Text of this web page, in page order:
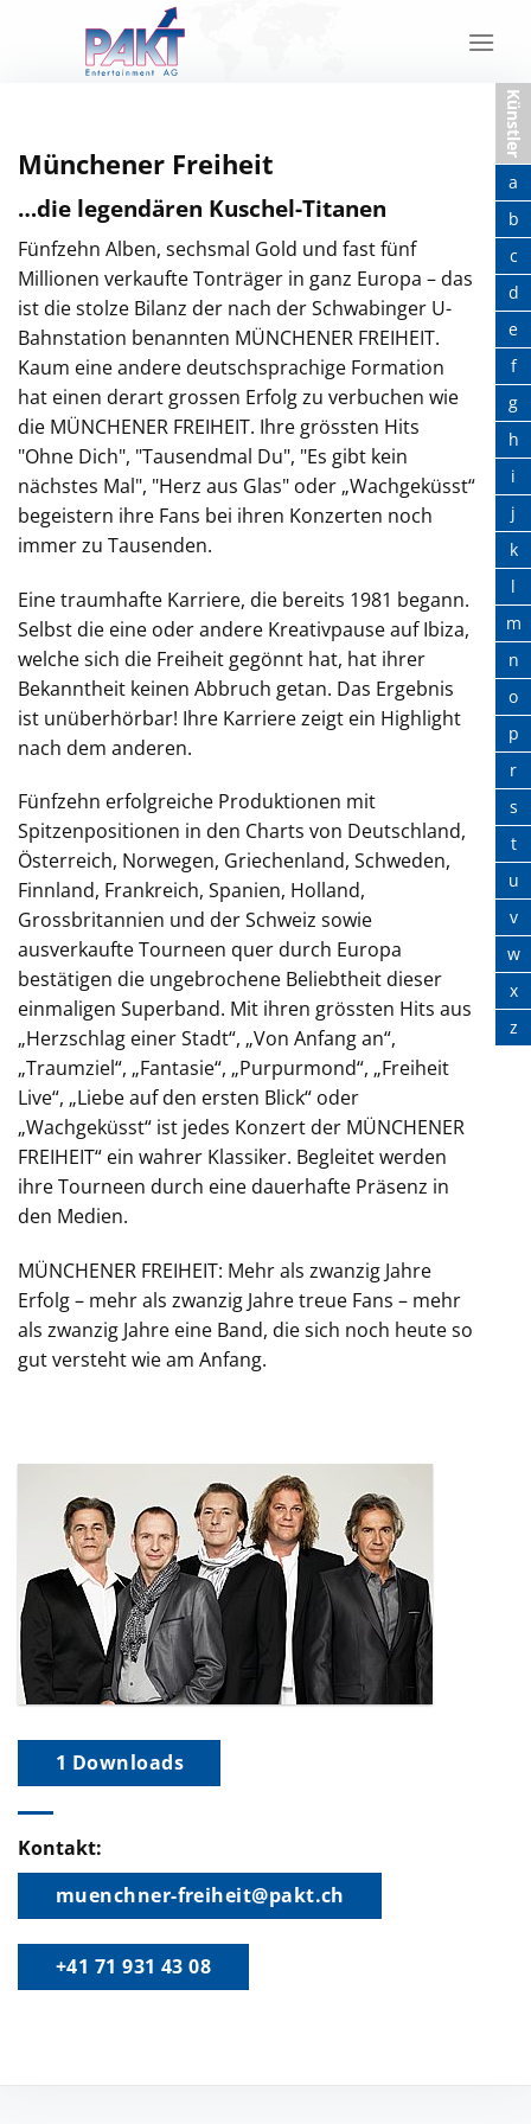
Münchener Freiheit
…die legendären Kuschel-Titanen
Fünfzehn Alben, sechsmal Gold und fast fünf
Millionen verkaufte Tonträger in ganz Europa – das
ist die stolze Bilanz der nach der Schwabinger U-
Bahnstation benannten MÜNCHENER FREIHEIT.
Kaum eine andere deutschsprachige Formation
hat einen derart grossen Erfolg zu verbuchen wie
die MÜNCHENER FREIHEIT. Ihre grössten Hits
"Ohne Dich", "Tausendmal Du", "Es gibt kein
nächstes Mal", "Herz aus Glas" oder „Wachgeküsst“
begeistern ihre Fans bei ihren Konzerten noch
immer zu Tausenden.
Eine traumhafte Karriere, die bereits 1981 begann.
Selbst die eine oder andere Kreativpause auf Ibiza,
welche sich die Freiheit gegönnt hat, hat ihrer
Bekanntheit keinen Abbruch getan. Das Ergebnis
ist unüberhörbar! Ihre Karriere zeigt ein Highlight
nach dem anderen.
Fünfzehn erfolgreiche Produktionen mit
Spitzenpositionen in den Charts von Deutschland,
Österreich, Norwegen, Griechenland, Schweden,
Finnland, Frankreich, Spanien, Holland,
Grossbritannien und der Schweiz sowie
ausverkaufte Tourneen quer durch Europa
bestätigen die ungebrochene Beliebtheit dieser
einmaligen Superband. Mit ihren grössten Hits aus
„Herzschlag einer Stadt“, „Von Anfang an“,
„Traumziel“, „Fantasie“, „Purpurmond“, „Freiheit
Live“, „Liebe auf den ersten Blick“ oder
„Wachgeküsst“ ist jedes Konzert der MÜNCHENER
FREIHEIT“ ein wahrer Klassiker. Begleitet werden
ihre Tourneen durch eine dauerhafte Präsenz in
den Medien.
MÜNCHENER FREIHEIT: Mehr als zwanzig Jahre
Erfolg – mehr als zwanzig Jahre treue Fans – mehr
als zwanzig Jahre eine Band, die sich noch heute so
gut versteht wie am Anfang.
1 Downloads
Kontakt:
muenchner-freiheit@pakt.ch
+41 71 931 43 08
Künstler
a
b
c
d
e
f
g
h
i
j
k
l
m
n
o
p
r
s
t
u
v
w
x
z